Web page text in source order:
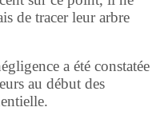
de tracer leur arbre
a été constatée
au début des